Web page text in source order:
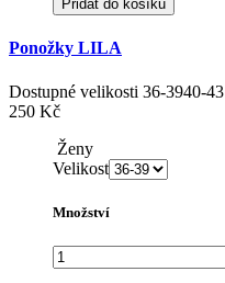
Přidat do košíku
Ponožky LILA
Dostupné velikosti 36-3940-43
250 Kč
Ženy
Velikost
Množství